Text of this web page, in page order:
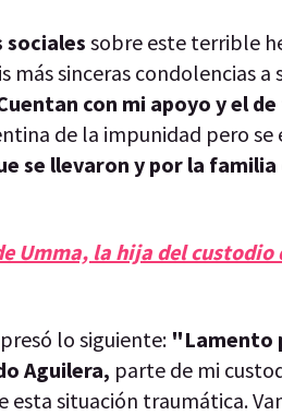
socialessobre este terrible
más sinceras condolencias a
con mi apoyo y el
de la impunidad pero se
se llevaron y por la
Umma, la hija del custodio
lo siguiente: "Lamento
Aguilera, parte de mi
situación traumática.